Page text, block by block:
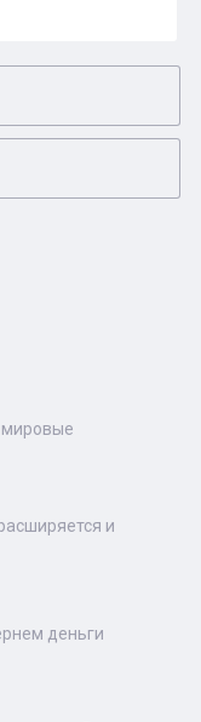
мировые
и
деньги